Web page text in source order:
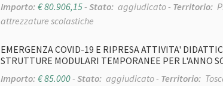
Importo: € 80.906,15- Stato: aggiudicato - Territorio:
attrezzature scolastiche
EMERGENZA COVID-19 E RIPRESA ATTIVITA'
STRUTTURE MODULARI TEMPORANEE PER L'ANNO
Importo: € 85.000- Stato: aggiudicato - Territorio: